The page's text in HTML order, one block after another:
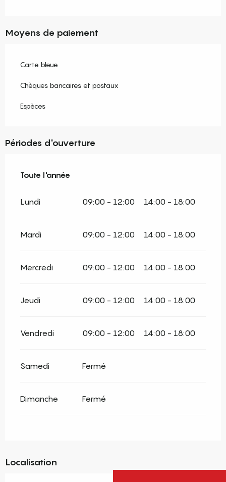
Moyens de paiement
Carte bleue
Chèques bancaires et postaux
Espèces
Périodes d'ouverture
Toute l'année
Toute l'année
Lundi 09:00 - 12:00 14:00 - 18:00
Mardi 09:00 - 12:00 14:00 - 18:00
Mercredi 09:00 - 12:00 14:00 - 18:00
Jeudi 09:00 - 12:00 14:00 - 18:00
Vendredi 09:00 - 12:00 14:00 - 18:00
Samedi Fermé
Dimanche Fermé
Localisation